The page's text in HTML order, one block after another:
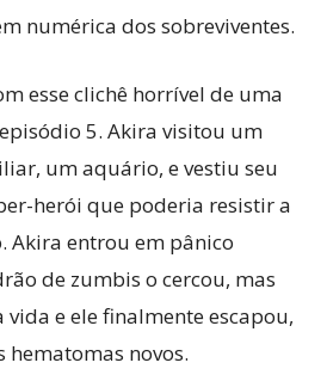
numérica dos sobreviventes.
esse clichê horrível de uma
5. Akira visitou um
um aquário, e vestiu seu
herói que poderia resistir a
Akira entrou em pânico
de zumbis o cercou, mas
e ele finalmente escapou,
novos.